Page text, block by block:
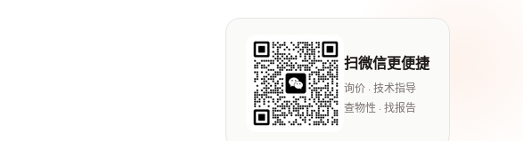
扫微信更便捷
询价 · 技术指导
查物性 · 找报告